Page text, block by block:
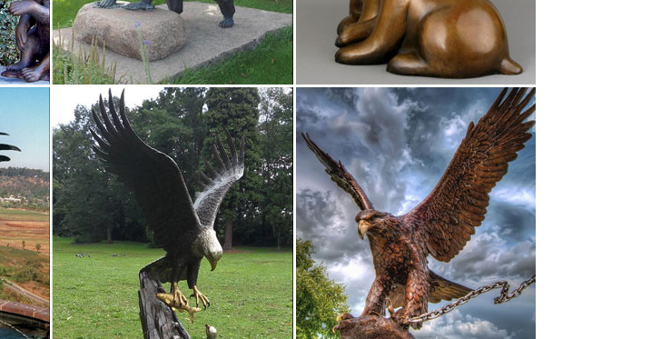
«Maska» , «Ergani Athena», «Classic» изготавливют малые и крупные
древней Греции, Статуи, бюсты и статуэтки выполненыСтатуэтка Богиня Фемида-
P.
животных из ценных пород…
можете купить этнические скульптуры и статуэтки животных!Статуэтка Собака KA1061-1.
ручная работа.Статуэтки Ганеши. Садовые фигурки.
спаниеля, мопса…
купить фигурки собак и статуэтки собак с… стильные и очень эффектные
скульптуры габаритные и миниатюрные садовые керамические фигуры для дачи и
оптом Скульптуры…
и сувениры оптом. Купить Скульптуры и статуэтки оптом в торговой компании Новые